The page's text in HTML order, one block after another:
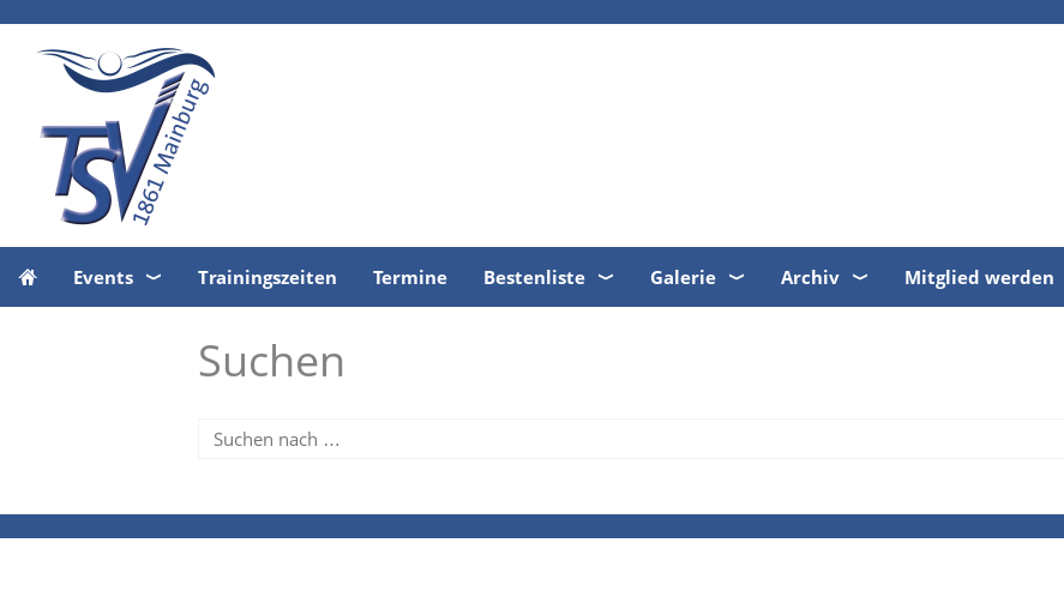
Events Trainingszeiten Termine Bestenliste Galerie Archiv Mitglied werden
Suchen